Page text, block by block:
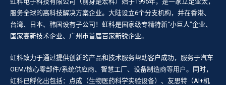
服务全球的高科技解决方案企业。大陆设立6个分支机构，并在香港、
台湾、日本、韩国设有子公司！虹科是国家级专精特新“小巨人”企业、
国家高新技术企业、广州市首届百家新锐企业。
虹科致力于通过提供创新的产品和技术服务帮助客户成功，服务于汽车
OEM/核心零部件/系统供应商、智慧工厂、设备制造商等用户。同时，
虹科已孵化出包括：点成（生物医药科学实验设备）、友思特（AI+机